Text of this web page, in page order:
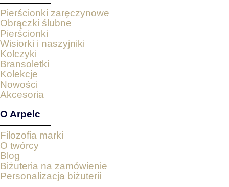
Pierścionki zaręczynowe
Obrączki ślubne
Pierścionki
Wisiorki i naszyjniki
Kolczyki
Bransoletki
Kolekcje
Nowości
Akcesoria
O Arpelc
Filozofia marki
O twórcy
Blog
Biżuteria na zamówienie
Personalizacja biżuterii